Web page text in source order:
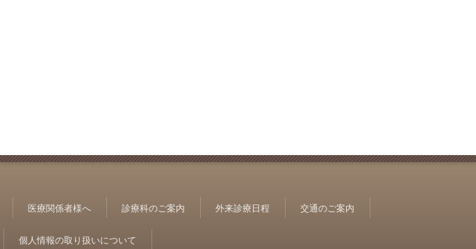
医療関係者様へ 診療科のご案内 外来診療日程 交通のご案内
個人情報の取り扱いについて